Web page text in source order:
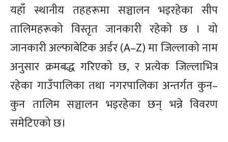
यहाँ स्थानीय तहहरूमा सञ्चालन भइरहेका सीप
तालिमहरूको विस्तृत जानकारी रहेको छ । यो
जानकारी अल्फाबेटिक अर्डर (A–Z) मा जिल्लाको नाम
अनुसार क्रमबद्ध गरिएको छ, र प्रत्येक जिल्लाभित्र
रहेका गाउँपालिका तथा नगरपालिका अन्तर्गत कुन–
कुन तालिम सञ्चालन भइरहेका छन् भन्ने विवरण
समेटिएको छ।